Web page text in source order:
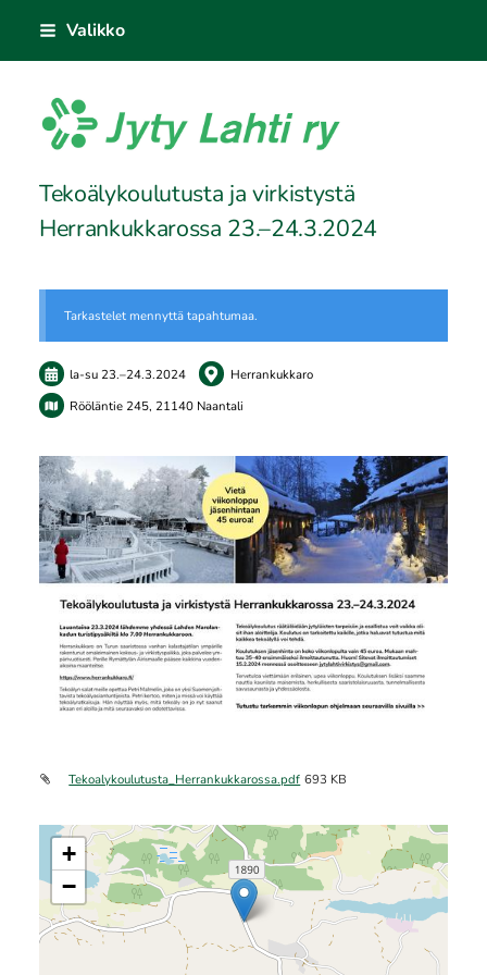
sisältöön
Valikko
Jyty Lahti ry
Tekoälykoulutusta ja virkistystä
Herrankukkarossa 23.–24.3.2024
Tarkastelet mennyttä tapahtumaa.
la-su 23.–24.3.2024
Herrankukkaro
Rööläntie 245, 21140 Naantali
Tekoalykoulutusta_Herrankukkarossa.pdf 693 KB
+
−